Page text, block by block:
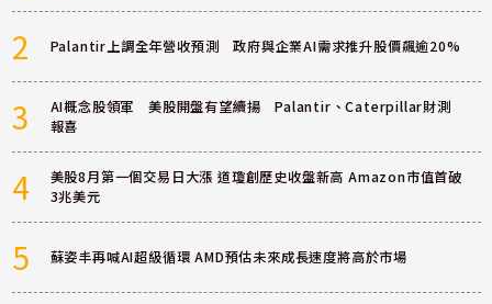
2 Palantir上調全年營收預測 政府與企業AI需求推升股價飆逾20%
3
AI概念股領軍 美股開盤有望續揚 Palantir、Caterpillar財測
報喜
4
美股8月第一個交易日大漲 道瓊創歷史收盤新高 Amazon市值首破
3兆美元
5 蘇姿丰再喊AI超級循環 AMD預估未來成長速度將高於市場